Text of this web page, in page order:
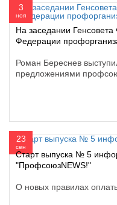
3
ноя
На заседании
Федерации
Роман Береснев
предложениями
23
сен
Старт выпуска № 5
"ПрофсоюзNEWS!"
О новых правилах